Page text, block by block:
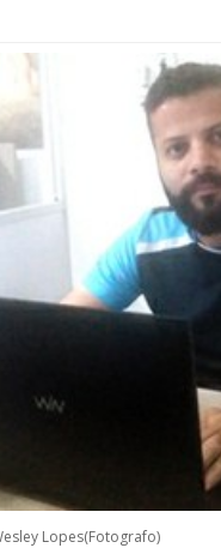
Lopes(Fotografo)